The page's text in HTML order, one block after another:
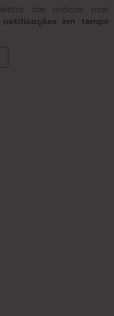
das notícias mais
notificações em tempo